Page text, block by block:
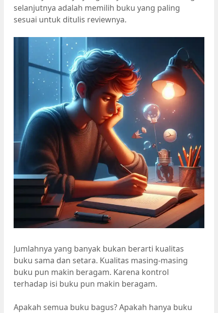
selanjutnya adalah memilih buku yang paling
sesuai untuk ditulis reviewnya.
Jumlahnya yang banyak bukan berarti kualitas
buku sama dan setara. Kualitas masing-masing
buku pun makin beragam. Karena kontrol
terhadap isi buku pun makin beragam.
Apakah semua buku bagus? Apakah hanya buku